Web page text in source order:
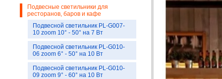
Подвесные светильники для
ресторанов, баров и кафе
Подвесной светильник PL-G007-
10 zoom 10° - 50° на 7 Вт
Подвесной светильник PL-G010-
06 zoom 6° - 50° на 10 Вт
Подвесной светильник PL-G010-
09 zoom 9° - 60° на 10 Вт